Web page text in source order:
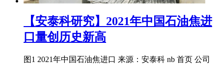
【安泰科研究】2021年中国石油焦进
口量创历史新高
图1 2021年中国石油焦进口 来源：安泰科 nb 首页 公司